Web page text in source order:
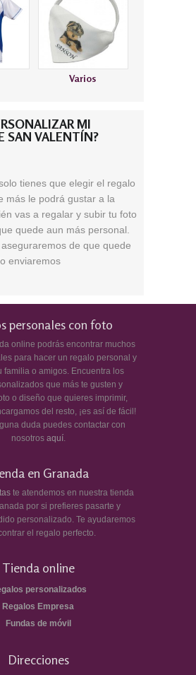
Varios
MI
SAN VALENTÍN?
tienes que elegir el regalo
más le podrá gustar a la
vas a regalar y subir tu foto
quede aun más personal.
de que quede
enviaremos
personales con foto
online podrás encontrar muchos
para hacer un regalo personal y
familia o amigos. Encuentra los
que más te gusten y
o diseño que quieres imprimir,
del resto, ¡es así de fácil!
duda puedes contactar con
nosotros aquí.
en Granada
te atendemos en nuestra tienda
por si prefieres pasarte y
personalizado. Te ayudaremos
el regalo perfecto.
Tienda online
personalizados
Regalos Empresa
Fundas de móvil
Direcciones